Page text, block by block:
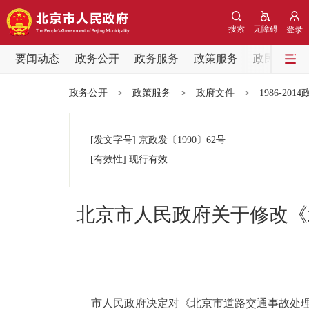
登录
无障碍
搜索
要闻动态 政务公开 政务服务 政策服务
政民互动
党中央精神
政策兑现
政务公开 > 政策服务 > 政府文件 > 1986-2014
[发文字号] 京政发 〔1990〕 62号
[有效性] 现行有效
北京市人民政府关于修改
市人民政府决定对《北京市道路交通事故处